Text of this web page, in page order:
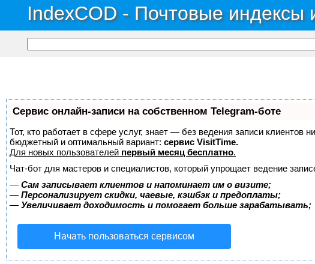
IndexCOD - Почтовые индексы
Сервис онлайн-записи на собственном Telegram-боте
Тот, кто работает в сфере услуг, знает — без ведения записи
бюджетный и оптимальный вариант: сервис VisitTime.
Для новых пользователей первый месяц бесплатно.
Чат-бот для мастеров и специалистов, который упрощает ведение
— Сам записывает клиентов и напоминает им о визите;
— Персонализирует скидки, чаевые, кэшбэк и предоплаты;
— Увеличивает доходимость и помогает больше зарабатывать;
Начать пользоваться сервисом